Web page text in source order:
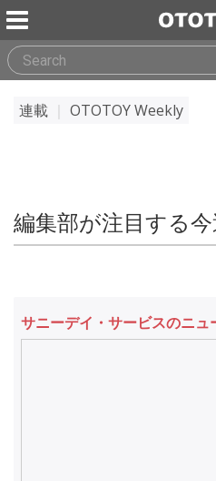
連載
OTOTOY Weekly
編集部が注目する
サニーデイ・サービスのニュ